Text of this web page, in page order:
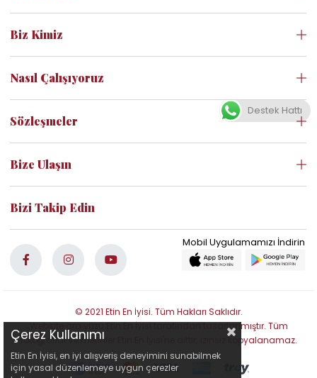
Biz Kimiz
Nasıl Çalışıyoruz
Sözleşmeler
Bize Ulaşın
Bizi Takip Edin
© 2021 Etin En İyisi. Tüm Hakları Saklıdır.
Website ara yüzü Etin En İyisi tarafından tasarlanmıştır. Tüm
fotoğraflar ve metinler Etin En İyisi'ne aittir; izinsiz kopyalanamaz.
Destek Hattı
Çerez Kullanımı
Etin En İyisi, en iyi alışveriş deneyimini sunabilmek
için yasal düzenlemeye uygun çerezler